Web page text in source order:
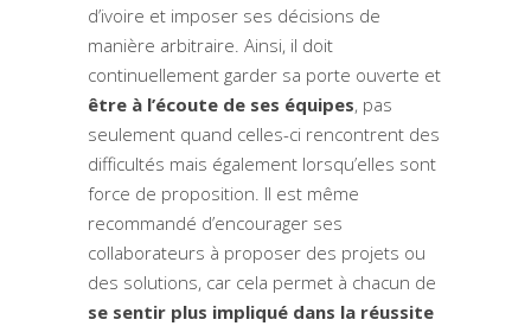
d’ivoire et imposer ses décisions de
manière arbitraire. Ainsi, il doit
continuellement garder sa porte ouverte et
être à l’écoute de ses équipes, pas
seulement quand celles-ci rencontrent des
difficultés mais également lorsqu’elles sont
force de proposition. Il est même
recommandé d’encourager ses
collaborateurs à proposer des projets ou
des solutions, car cela permet à chacun de
se sentir plus impliqué dans la réussite